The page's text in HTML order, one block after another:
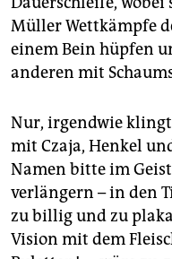
Müller Wettkämpfe
einem Bein hüpfen
anderen mit
Nur, irgendwie klingt
mit Czaja, Henkel
Namen bitte im
verlängern – in den
zu billig und zu
Vision mit dem